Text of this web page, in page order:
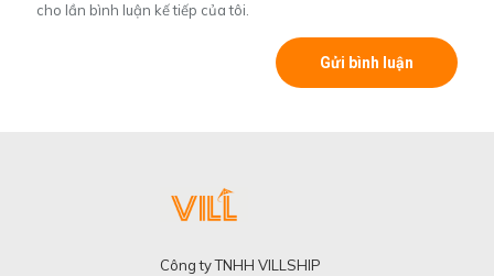
cho lần bình luận kế tiếp của tôi.
Công ty TNHH VILLSHIP